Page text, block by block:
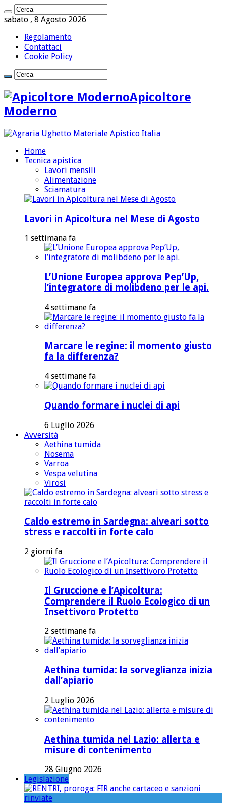
sabato , 8 Agosto 2026
Regolamento
Contattaci
Cookie Policy
Apicoltore
Moderno
Home
Tecnica apistica
Lavori mensili
Alimentazione
Sciamatura
Lavori in Apicoltura nel Mese di Agosto
1 settimana fa
L’Unione Europea approva Pep’Up,
l’integratore di molibdeno per le api.
4 settimane fa
Marcare le regine: il momento giusto
fa la differenza?
4 settimane fa
Quando formare i nuclei di api
6 Luglio 2026
Avversità
Aethina tumida
Nosema
Varroa
Vespa velutina
Virosi
Caldo estremo in Sardegna: alveari sotto
stress e raccolti in forte calo
2 giorni fa
Il Gruccione e l’Apicoltura:
Comprendere il Ruolo Ecologico di un
Insettivoro Protetto
2 settimane fa
Aethina tumida: la sorveglianza inizia
dall’apiario
2 Luglio 2026
Aethina tumida nel Lazio: allerta e
misure di contenimento
28 Giugno 2026
Legislazione